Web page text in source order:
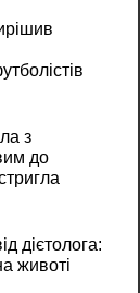
з
до
дієтолога:
животі